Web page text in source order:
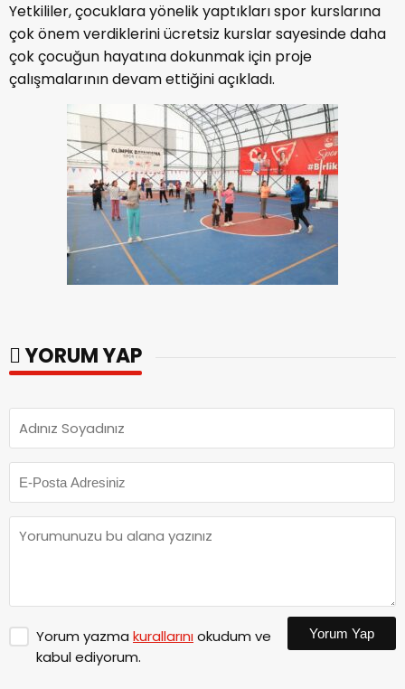
Yetkililer, çocuklara yönelik yaptıkları spor kurslarına
çok önem verdiklerini ücretsiz kurslar sayesinde daha
çok çocuğun hayatına dokunmak için proje
çalışmalarının devam ettiğini açıkladı.
YORUM YAP
Yorum yazma kurallarınıokudum ve
kabul ediyorum.
Yorum Yap